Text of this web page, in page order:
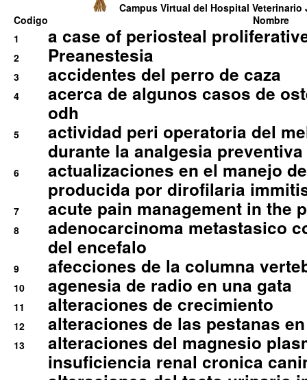
Campus Virtual del Hospital Veterinario
Codigo
Nombre
1
a case of periosteal
2 Preanestesia
3 accidentes del perro de caza
4
acerca de algunos casos de
odh
5
actividad peri operatoria del
durante la analgesia
6
actualizaciones en el manejo
producida por dirofilaria
7 acute pain management in the
8
adenocarcinoma metastasico
del encefalo
9 afecciones de la columna
10 agenesia de radio en una gata
11 alteraciones de crecimiento
12 alteraciones de las pestanas
13
alteraciones del magnesio
insuficiencia renal cronica